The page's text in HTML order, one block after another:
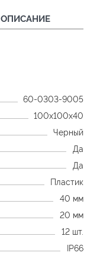
ОПИСАНИЕ
60-0303-9005
100х100х40
Черный
Да
Да
Пластик
40 мм
20 мм
12 шт.
IP66